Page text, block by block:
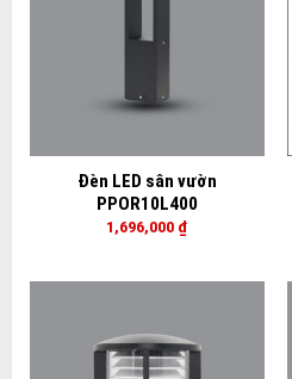
Đèn LED sân vườn
PPOR10L400
1,696,000 ₫